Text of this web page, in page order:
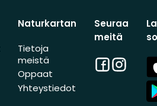
Naturkartan
Tietoja
meistä
Oppaat
Yhteystiedot
Seuraa
meitä
Facebook